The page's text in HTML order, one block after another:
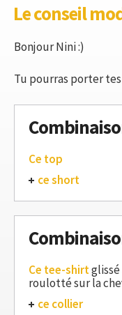
Le conseil
Bonjour Nini :)
Tu pourras porter tes
Ce top
ce short
Ce tee-shirt
roulotté sur la
ce collier